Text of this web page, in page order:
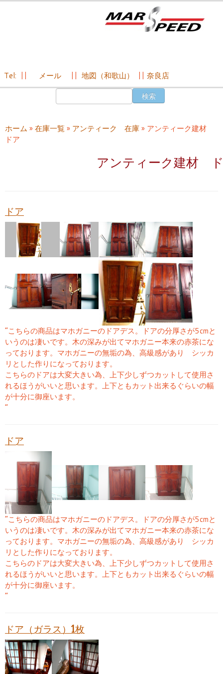
ン
Tel: メール 地図（和歌山） 奈良店
ホーム » 在庫一覧» アンティーク 在庫» アンティーク建材
ドア
アンティーク建材
ドア
“こちらの商品はマホガニーのドアデス。ドアの分厚さが5cmと
いうのは凄いです。木の深みが出てマホガニー本来の赤茶にな
っております。マホガニーの無垢の為、高級感があり シッカ
リとした作りになっております。
こちらのドアは大変大きい為、上下少しずつカットして使用さ
れるほうがいいと思います。上下ともカット出来るぐらいの幅
が十分に御座います。
“
ドア
“こちらの商品はマホガニーのドアデス。ドアの分厚さが5cmと
いうのは凄いです。木の深みが出てマホガニー本来の赤茶にな
っております。マホガニーの無垢の為、高級感があり シッカ
リとした作りになっております。
こちらのドアは大変大きい為、上下少しずつカットして使用さ
れるほうがいいと思います。上下ともカット出来るぐらいの幅
が十分に御座います。
“
ドア（ガラス）1枚